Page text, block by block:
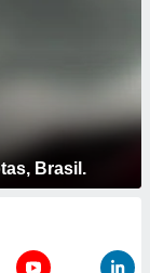
Brasil.